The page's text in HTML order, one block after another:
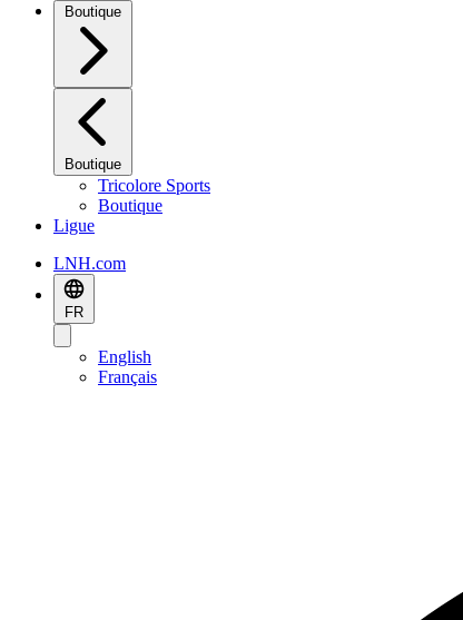
Boutique
Boutique
Tricolore Sports
Boutique
Ligue
LNH.com
FR
English
Français